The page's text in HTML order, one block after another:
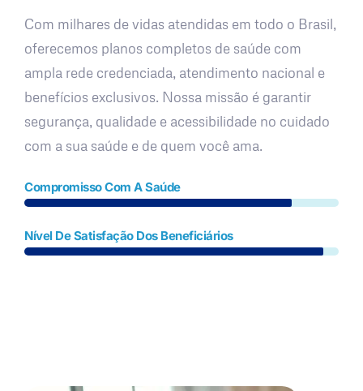
Com milhares de vidas atendidas em todo o Brasil,
oferecemos planos completos de saúde com
ampla rede credenciada, atendimento nacional e
benefícios exclusivos. Nossa missão é garantir
segurança, qualidade e acessibilidade no cuidado
com a sua saúde e de quem você ama.
Compromisso Com A Saúde
Nível De Satisfação Dos Beneficiários